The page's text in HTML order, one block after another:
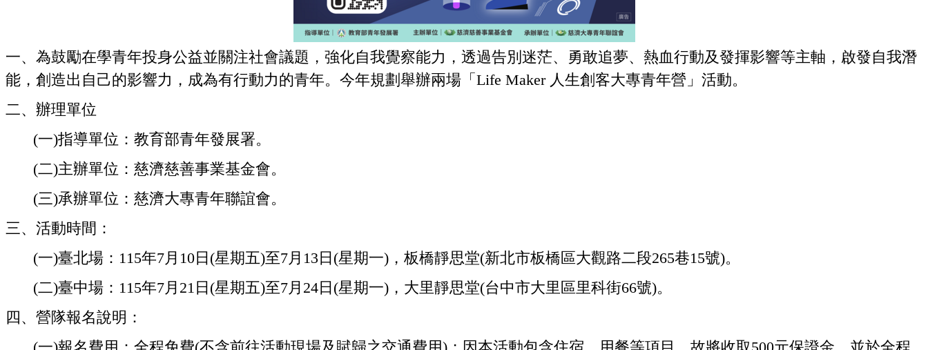
一、為鼓勵在學青年投身公益並關注社會議題，強化自我覺察能力，透過告別迷茫、勇敢追夢、熱血行動及發揮影響等主軸，啟發自我潛
能，創造出自己的影響力，成為有行動力的青年。今年規劃舉辦兩場「Life Maker 人生創客大專青年營」活動。
二、辦理單位
(一)指導單位：教育部青年發展署。
(二)主辦單位：慈濟慈善事業基金會。
(三)承辦單位：慈濟大專青年聯誼會。
三、活動時間：
(一)臺北場：115年7月10日(星期五)至7月13日(星期一)，板橋靜思堂(新北市板橋區大觀路二段265巷15號)。
(二)臺中場：115年7月21日(星期五)至7月24日(星期一)，大里靜思堂(台中市大里區里科街66號)。
四、營隊報名說明：